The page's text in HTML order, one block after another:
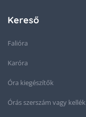
Kereső
Falióra
Karóra
Óra kiegészítők
Órás szerszám vagy kellék